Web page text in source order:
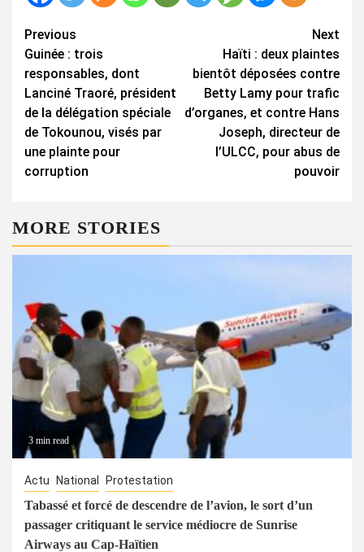
Continue
Reading
Previous
Guinée : trois
responsables, dont
Lanciné Traoré, président
de la délégation spéciale
de Tokounou, visés par
une plainte pour
corruption
Next
Haïti : deux plaintes
bientôt déposées contre
Betty Lamy pour trafic
d’organes, et contre Hans
Joseph, directeur de
l’ULCC, pour abus de
pouvoir
MORE STORIES
3 min read
Actu National Protestation
Tabassé et forcé de descendre de l’avion, le sort d’un
passager critiquant le service médiocre de Sunrise
Airways au Cap-Haïtien